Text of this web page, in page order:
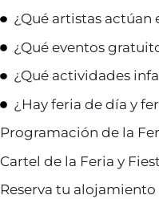
¿Qué artistas actúan
¿Qué eventos
¿Qué actividades
¿Hay feria de día y
Programación de la
Cartel de la Feria y
Reserva tu